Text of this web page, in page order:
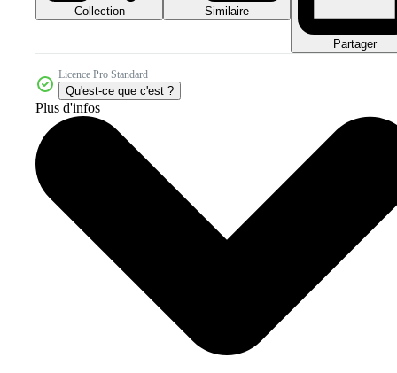
Collection Similaire
Partager
Licence Pro Standard
Qu'est-ce que c'est ?
Plus d'infos